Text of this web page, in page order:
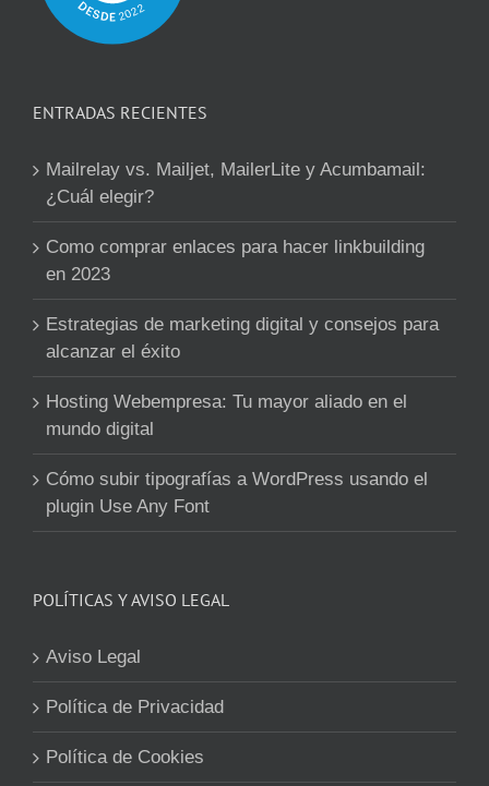
ENTRADAS RECIENTES
Mailrelay vs. Mailjet, MailerLite y Acumbamail:
¿Cuál elegir?
Como comprar enlaces para hacer linkbuilding
en 2023
Estrategias de marketing digital y consejos para
alcanzar el éxito
Hosting Webempresa: Tu mayor aliado en el
mundo digital
Cómo subir tipografías a WordPress usando el
plugin Use Any Font
POLÍTICAS Y AVISO LEGAL
Aviso Legal
Política de Privacidad
Política de Cookies